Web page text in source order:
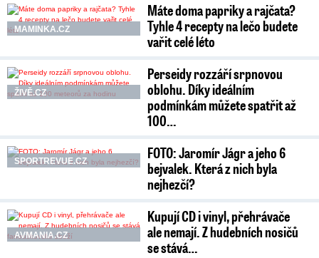
MAMINKA.CZ
Máte doma papriky a rajčata?
Tyhle 4 recepty na lečo budete
vařit celé léto
ŽIVĚ.CZ
Perseidy rozzáří srpnovou
oblohu. Díky ideálním
podmínkám můžete spatřit až
100…
SPORTREVUE.CZ
FOTO: Jaromír Jágr a jeho 6
bejvalek. Která z nich byla
nejhezčí?
AVMANIA.CZ
Kupují CD i vinyl, přehrávače
ale nemají. Z hudebních nosičů
se stává…